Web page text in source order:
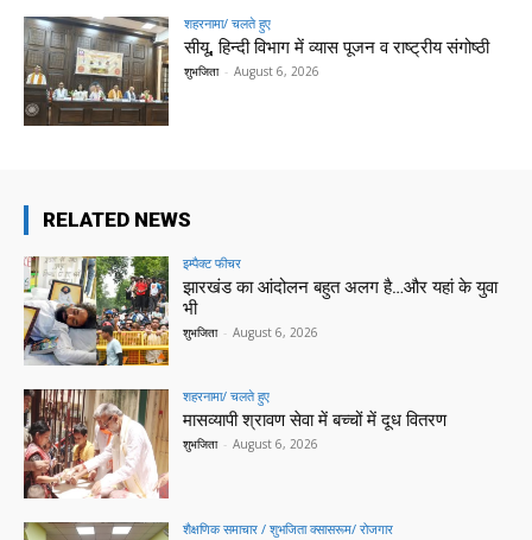
शहरनामा/ चलते हुए
सीयू, हिन्दी विभाग में व्यास पूजन व राष्ट्रीय संगोष्ठी
शुभजिता - August 6, 2026
RELATED NEWS
इम्पैक्ट फीचर
झारखंड का आंदोलन बहुत अलग है…और यहां के युवा
भी
शुभजिता - August 6, 2026
शहरनामा/ चलते हुए
मासव्यापी श्रावण सेवा में बच्चों में दूध वितरण
शुभजिता - August 6, 2026
शैक्षणिक समाचार / शुभजिता क्सासरूम/ रोजगार